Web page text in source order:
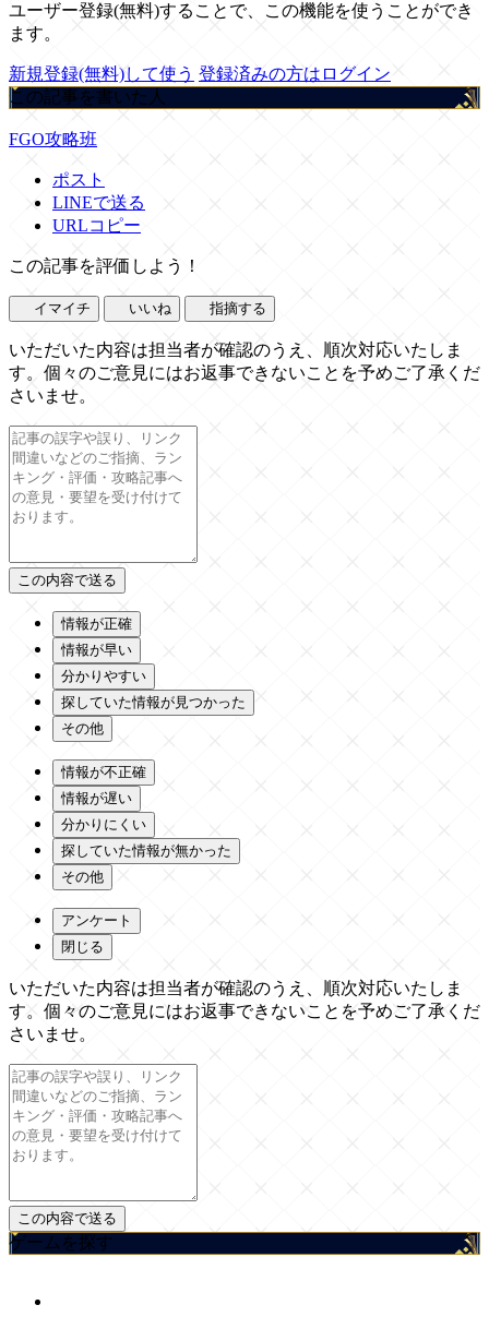
ユーザー登録(無料)することで、この機能を使うことができ
ます。
新規登録(無料)して使う 登録済みの方はログイン
この記事を書いた人
FGO攻略班
ポスト
LINEで送る
URLコピー
この記事を評価しよう！
イマイチ いいね 指摘する
いただいた内容は担当者が確認のうえ、順次対応いたしま
す。個々のご意見にはお返事できないことを予めご了承くだ
さいませ。
情報が正確
情報が早い
分かりやすい
探していた情報が見つかった
その他
情報が不正確
情報が遅い
分かりにくい
探していた情報が無かった
その他
アンケート
閉じる
いただいた内容は担当者が確認のうえ、順次対応いたしま
す。個々のご意見にはお返事できないことを予めご了承くだ
さいませ。
ゲームを探す